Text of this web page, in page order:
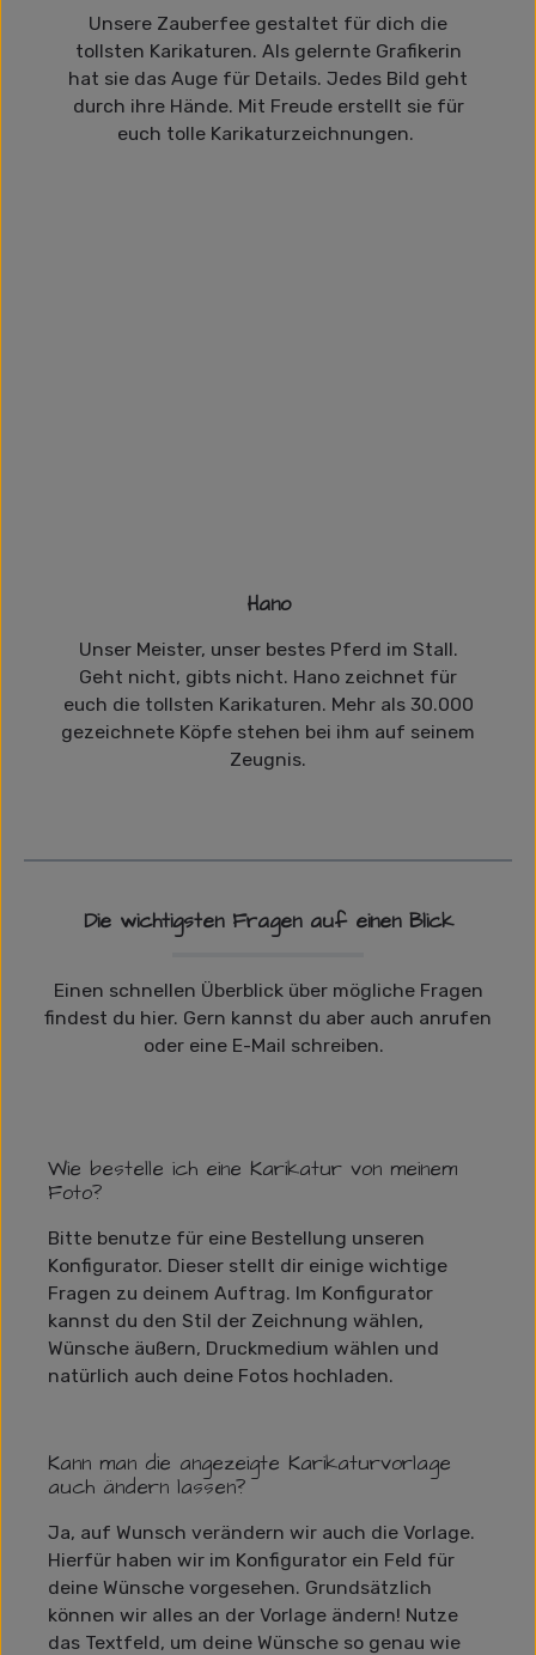
Unsere Zauberfee gestaltet für dich die
tollsten Karikaturen. Als gelernte Grafikerin
hat sie das Auge für Details. Jedes Bild geht
durch ihre Hände. Mit Freude erstellt sie für
euch tolle Karikaturzeichnungen.
Hano
Unser Meister, unser bestes Pferd im Stall.
Geht nicht, gibts nicht. Hano zeichnet für
euch die tollsten Karikaturen. Mehr als 30.000
gezeichnete Köpfe stehen bei ihm auf seinem
Zeugnis.
Die wichtigsten Fragen auf einen Blick
Einen schnellen Überblick über mögliche Fragen
findest du hier. Gern kannst du aber auch anrufen
oder eine E-Mail schreiben.
Wie bestelle ich eine Karikatur von meinem
Foto?
Bitte benutze für eine Bestellung unseren
Konfigurator. Dieser stellt dir einige wichtige
Fragen zu deinem Auftrag. Im Konfigurator
kannst du den Stil der Zeichnung wählen,
Wünsche äußern, Druckmedium wählen und
natürlich auch deine Fotos hochladen.
Kann man die angezeigte Karikaturvorlage
auch ändern lassen?
Ja, auf Wunsch verändern wir auch die Vorlage.
Hierfür haben wir im Konfigurator ein Feld für
deine Wünsche vorgesehen. Grundsätzlich
können wir alles an der Vorlage ändern! Nutze
das Textfeld, um deine Wünsche so genau wie